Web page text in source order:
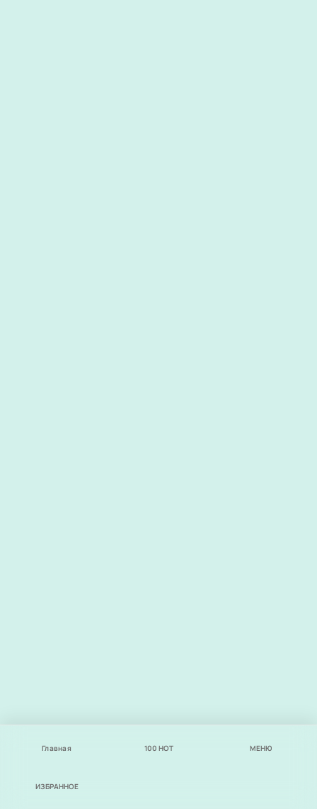
Главная 100 НОТ МЕНЮ
ИЗБРАННОЕ